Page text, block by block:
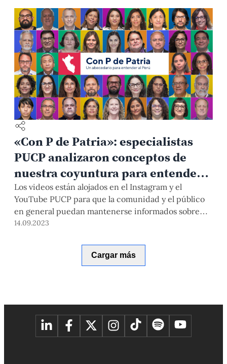
las ideas clave propuestas por los nobeles y subrayan
la importancia de fomentar instituciones inclusivas
en el Perú.
«Con P de Patria»: especialistas
PUCP analizaron conceptos de
nuestra coyuntura para entender
al país
Los videos están alojados en el Instagram y el
YouTube PUCP para que la comunidad y el público
en general puedan mantenerse informados sobre
ideas claves para comprender al Perú.
14.09.2023
Cargar más